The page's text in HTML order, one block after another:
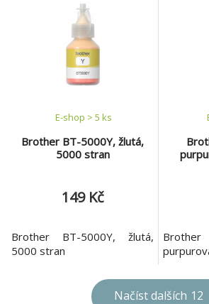
cívce zaručuje velmi přesné
výsledky za každých
okolností. ABS je amorfní
termoplastický průmyslový
kopolymer, který je velmi
odolný proti mechanickému
cívce
odolný
Brother BT-5000Y, žlutá,
5000 stran
E-shop > 5 ks
149 Kč
Brother BT-5000Y, žlutá,
5000 stran
Načíst dalších 12